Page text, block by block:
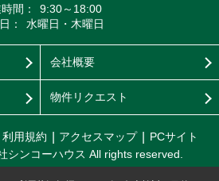
間：
9:30～18:00
：
水曜日・木曜日
会社概要
物件リクエスト
利用規約 アクセスマップ
PCサイト
シンコーハウス All rights reserved.